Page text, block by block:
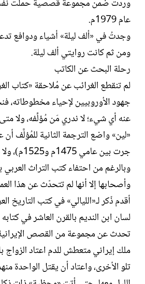
وردت ضمن مجموعة قصصية حملت
عام 1979م.
وجدتُ في «ألف ليلة» أشياء ودوافع
ومن ثم كانت روايتي ألف ليلة.
رحلة البحث عن الكاتب
لم تنقطع الغرائب عن مُلاحقة «كتاب
جهود الأوروبيين لإحياء مخطوطاته،
عنه أي شيء؛ لا ندري مَن مُؤلِّفه، ولا
«لين» واضع الترجمة الثانية للمُؤلَّف أن
جرت بين عامي
وبالرغم من احتفاء كتب التراث
وأصحابها إلا أنها لم تتحدّث عن هذا
أقدم ذّكر لـ«الليالي» في كتب التاريخ
لسان ابن النديم بالقرن العاشر في
تحدث عن مجموعة من القصص
ملك إيراني متعطش للدم اعتاد الزواج
تلو الأخرى، واعتاد أن يقتل الواحدة